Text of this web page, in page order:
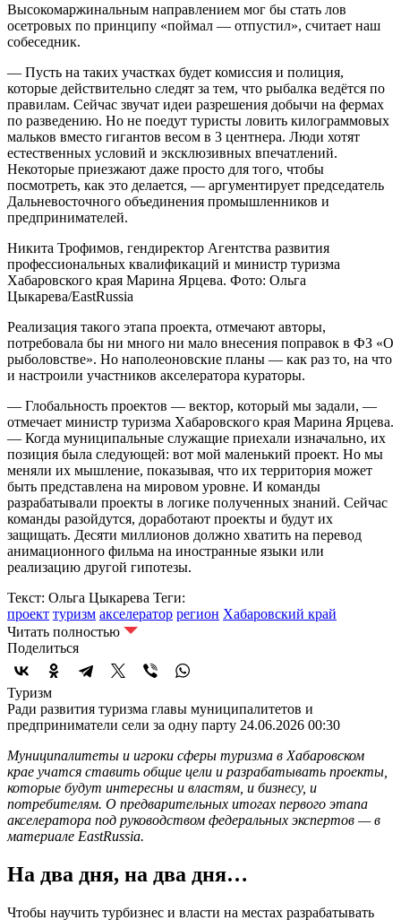
Высокомаржинальным направлением мог бы стать лов
осетровых по принципу «поймал — отпустил», считает наш
собеседник.
— Пусть на таких участках будет комиссия и полиция,
которые действительно следят за тем, что рыбалка ведётся по
правилам. Сейчас звучат идеи разрешения добычи на фермах
по разведению. Но не поедут туристы ловить килограммовых
мальков вместо гигантов весом в 3 центнера. Люди хотят
естественных условий и эксклюзивных впечатлений.
Некоторые приезжают даже просто для того, чтобы
посмотреть, как это делается, — аргументирует председатель
Дальневосточного объединения промышленников и
предпринимателей.
Никита Трофимов, гендиректор Агентства развития
профессиональных квалификаций и министр туризма
Хабаровского края Марина Ярцева. Фото: Ольга
Цыкарева/EastRussia
Реализация такого этапа проекта, отмечают авторы,
потребовала бы ни много ни мало внесения поправок в ФЗ «О
рыболовстве». Но наполеоновские планы — как раз то, на что
и настроили участников акселератора кураторы.
— Глобальность проектов — вектор, который мы задали, —
отмечает министр туризма Хабаровского края Марина Ярцева.
— Когда муниципальные служащие приехали изначально, их
позиция была следующей: вот мой маленький проект. Но мы
меняли их мышление, показывая, что их территория может
быть представлена на мировом уровне. И команды
разрабатывали проекты в логике полученных знаний. Сейчас
команды разойдутся, доработают проекты и будут их
защищать. Десяти миллионов должно хватить на перевод
анимационного фильма на иностранные языки или
реализацию другой гипотезы.
Текст: Ольга Цыкарева Теги:
проект туризм акселератор регион Хабаровский край
Читать полностью
Поделиться
Туризм
Ради развития туризма главы муниципалитетов и
предприниматели сели за одну парту 24.06.2026 00:30
Муниципалитеты и игроки сферы туризма в Хабаровском
крае учатся ставить общие цели и разрабатывать проекты,
которые будут интересны и властям, и бизнесу, и
потребителям. О предварительных итогах первого этапа
акселератора под руководством федеральных экспертов — в
материале EastRussia.
На два дня, на два дня…
Чтобы научить турбизнес и власти на местах разрабатывать